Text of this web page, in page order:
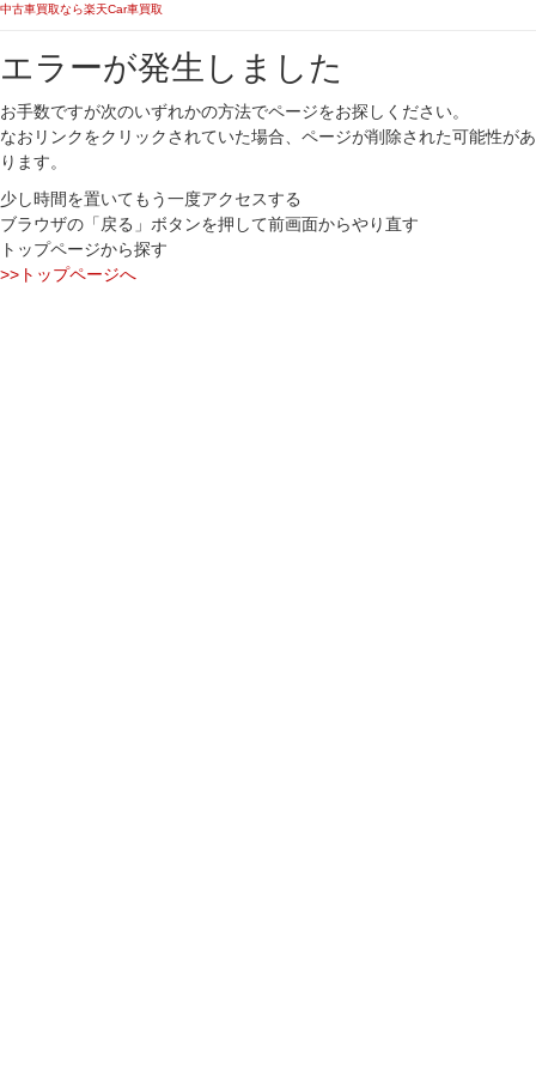
中古車買取なら楽天Car車買取
エラーが発生しました
お手数ですが次のいずれかの方法でページをお探しください。
なおリンクをクリックされていた場合、ページが削除された可能性があ
ります。
少し時間を置いてもう一度アクセスする
ブラウザの「戻る」ボタンを押して前画面からやり直す
トップページから探す
>>トップページへ